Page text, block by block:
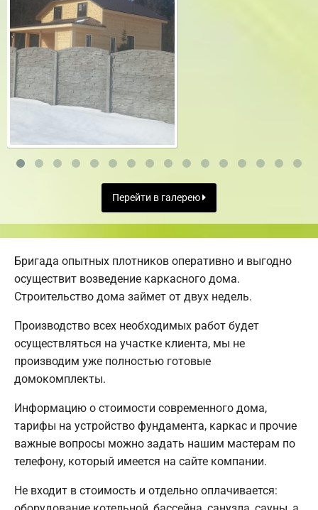
Перейти в галерею
Бригада опытных плотников оперативно и выгодно
осуществит возведение каркасного дома.
Строительство дома займет от двух недель.
Производство всех необходимых работ будет
осуществляться на участке клиента, мы не
производим уже полностью готовые
домокомплекты.
Информацию о стоимости современного дома,
тарифы на устройство фундамента, каркас и прочие
важные вопросы можно задать нашим мастерам по
телефону, который имеется на сайте компании.
Не входит в стоимость и отдельно оплачивается: